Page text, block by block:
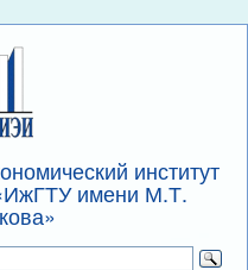
институт
имени М.Т.